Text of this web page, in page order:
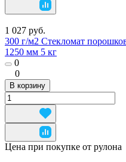
1 027 руб.
300 г/м2 Стекломат
1250 мм 5 кг
0
0
В корзину
Цена при покупке от рулона